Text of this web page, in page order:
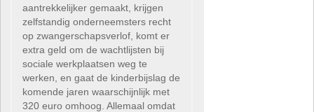
aantrekkelijker gemaakt, krijgen
zelfstandig onderneemsters recht
op zwangerschapsverlof, komt er
extra geld om de wachtlijsten bij
sociale werkplaatsen weg te
werken, en gaat de kinderbijslag de
komende jaren waarschijnlijk met
320 euro omhoog. Allemaal omdat